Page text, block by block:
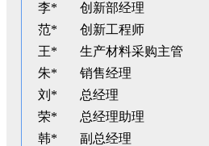
李*
创新部经理
范*
创新工程师
王*
生产材料采购主管
朱*
销售经理
刘*
总经理
荣*
总经理助理
韩*
副总经理